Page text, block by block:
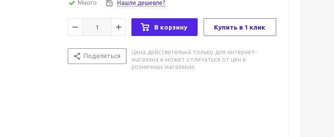
Много Нашли дешевле?
В корзину Купить в 1 клик
Поделиться
Цена действительна только для интернет-
магазина и может отличаться от цен в
розничных магазинах